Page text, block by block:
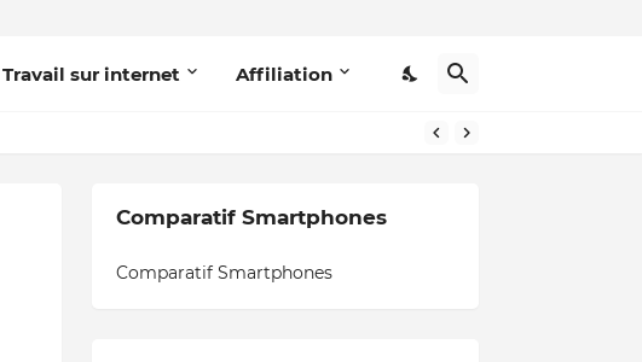
Travail sur internet Affiliation
Comparatif Smartphones
Comparatif Smartphones